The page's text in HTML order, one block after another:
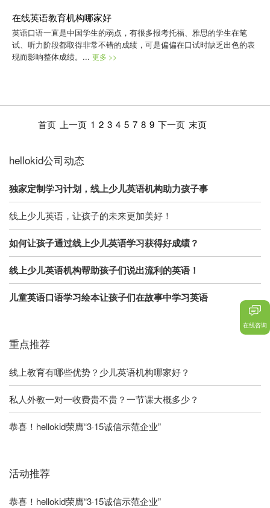
在线英语教育机构哪家好
英语口语一直是中国学生的弱点，有很多报考托福、雅思的学生在笔
试、听力阶段都取得非常不错的成绩，可是偏偏在口试时缺乏出色的表
现而影响整体成绩。... 更多 >>
首页 上一页 1 2 3 4 5 7 8 9 下一页 末页
hellokid公司动态
独家定制学习计划，线上少儿英语机构助力孩子事
线上少儿英语，让孩子的未来更加美好！
如何让孩子通过线上少儿英语学习获得好成绩？
线上少儿英语机构帮助孩子们说出流利的英语！
儿童英语口语学习绘本让孩子们在故事中学习英语
重点推荐
线上教育有哪些优势？少儿英语机构哪家好？
私人外教一对一收费贵不贵？一节课大概多少？
恭喜！hellokid荣膺“3·15诚信示范企业”
活动推荐
恭喜！hellokid荣膺“3·15诚信示范企业”
在线咨询